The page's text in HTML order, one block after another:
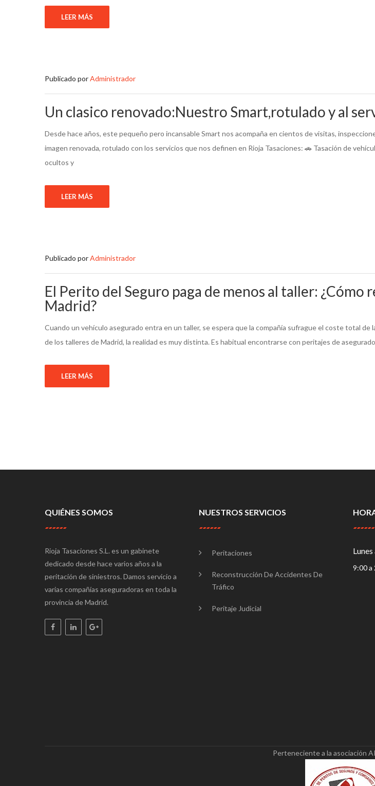
LEER MÁS
Publicado porAdministrador
Un clasico renovado:Nuestro Smart,rotulado y al
Desde hace años, este pequeño pero incansable Smart nos acompaña en cientos de visitas,
imagen renovada, rotulado con los servicios que nos definen en Rioja Tasaciones: 🚗 Tasación de
ocultos y
LEER MÁS
Publicado porAdministrador
El Perito del Seguro paga de menos al taller: ¿Cómo
Madrid?
Cuando un vehículo asegurado entra en un taller, se espera que la compañía sufrague el coste total de
de los talleres de Madrid, la realidad es muy distinta. Es habitual encontrarse con peritajes de
LEER MÁS
QUIÉNES SOMOS
Rioja Tasaciones S.L. es un gabinete
dedicado desde hace varios años a la
peritación de siniestros. Damos servicio a
varias compañías aseguradoras en toda la
provincia de Madrid.
NUESTROS SERVICIOS
Peritaciones
Reconstrucción De Accidentes De
Tráfico
Peritaje Judicial
9:00 a
Perteneciente a la asociación